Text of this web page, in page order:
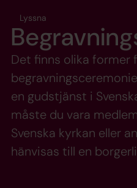
Lyssna
Det finns olika former
en gudstjänst i
måste du vara
Svenska kyrkan eller
hänvisas till en